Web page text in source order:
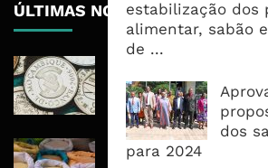
estabilização dos
alimentar, sabão
de ...
dos
para 2024
ÚLTIMAS NOTÍCIAS
Recuperar em 2026,
Dívida e Divisas
Commodities